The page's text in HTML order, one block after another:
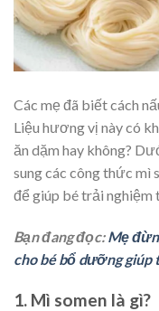
Các mẹ đã biết cách
Liệu hương vị này có
ăn dặm hay không?
sung các công thức mì
để giúp bé trải nghiệm
Bạn đang đọc:Mẹ
cho bé bổ dưỡng giúp
1. Mì somen là gì?